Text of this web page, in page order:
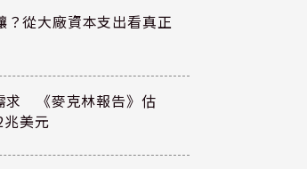
從大廠資本支出看真正
求 《麥克林報告》估
美元